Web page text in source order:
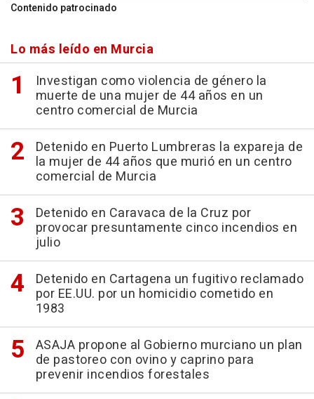
Contenido patrocinado
Lo más leído en Murcia
Investigan como violencia de género la
muerte de una mujer de 44 años en un
centro comercial de Murcia
Detenido en Puerto Lumbreras la expareja de
la mujer de 44 años que murió en un centro
comercial de Murcia
Detenido en Caravaca de la Cruz por
provocar presuntamente cinco incendios en
julio
Detenido en Cartagena un fugitivo reclamado
por EE.UU. por un homicidio cometido en
1983
ASAJA propone al Gobierno murciano un plan
de pastoreo con ovino y caprino para
prevenir incendios forestales